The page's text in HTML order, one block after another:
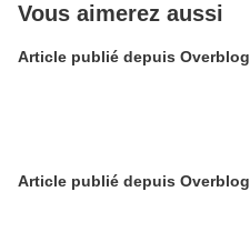
Vous aimerez aussi
Article publié depuis Overblog
Article publié depuis Overblog